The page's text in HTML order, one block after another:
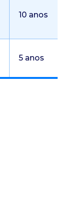
10 anos
5 anos